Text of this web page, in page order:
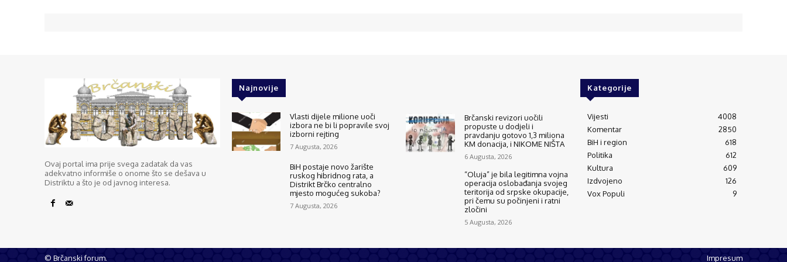
Ovaj portal ima prije svega zadatak da vas
adekvatno informiše o onome što se dešava u
Distriktu a što je od javnog interesa.
Najnovije
Vlasti dijele milione uoči
izbora ne bi li popravile svoj
izborni rejting
7 Augusta, 2026
BiH postaje novo žarište
ruskog hibridnog rata, a
Distrikt Brčko centralno
mjesto mogućeg sukoba?
7 Augusta, 2026
Brčanski revizori uočili
propuste u dodjeli i
pravdanju gotovo 1,3 miliona
KM donacija, i NIKOME NIŠTA
6 Augusta, 2026
“Oluja” je bila legitimna vojna
operacija oslobađanja svojeg
teritorija od srpske okupacije,
pri čemu su počinjeni i ratni
zločini
5 Augusta, 2026
Kategorije
Vijesti
4008
Komentar
2850
BiH i region
618
Politika
612
Kultura
609
Izdvojeno
126
Vox Populi
9
© Brčanski forum. Impresum